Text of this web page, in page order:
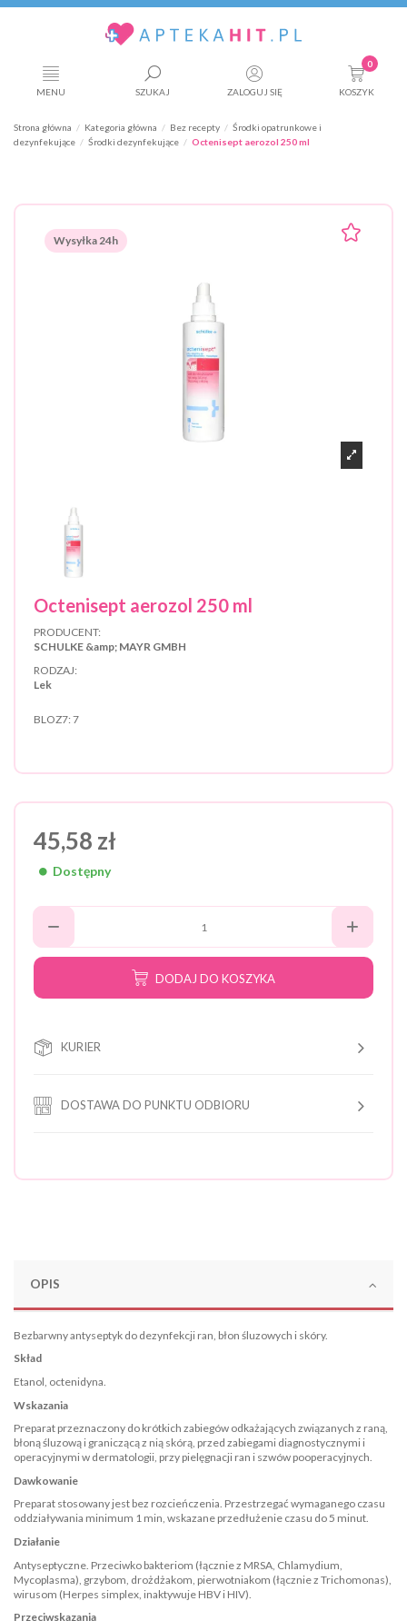
MENU SZUKAJ ZALOGUJ SIĘ
0
KOSZYK
Strona główna Kategoria główna Bez recepty
Środki opatrunkowe i
dezynfekujące
Środki dezynfekujące Octenisept aerozol 250 ml
Wysyłka 24h
Octenisept aerozol 250 ml
PRODUCENT:
SCHULKE &amp; MAYR GMBH
RODZAJ:
Lek
BLOZ7: 7
45,58 zł
Dostępny
DODAJ DO KOSZYKA
KURIER
DOSTAWA DO PUNKTU ODBIORU
OPIS
Bezbarwny antyseptyk do dezynfekcji ran, błon śluzowych i skóry.
Skład
Etanol, octenidyna.
Wskazania
Preparat przeznaczony do krótkich zabiegów odkażających związanych z raną,
błoną śluzową i graniczącą z nią skórą, przed zabiegami diagnostycznymi i
operacyjnymi w dermatologii, przy pielęgnacji ran i szwów pooperacyjnych.
Dawkowanie
Preparat stosowany jest bez rozcieńczenia. Przestrzegać wymaganego czasu
oddziaływania minimum 1 min, wskazane przedłużenie czasu do 5 minut.
Działanie
Antyseptyczne. Przeciwko bakteriom (łącznie z MRSA, Chlamydium,
Mycoplasma), grzybom, drożdżakom, pierwotniakom (łącznie z Trichomonas),
wirusom (Herpes simplex, inaktywuje HBV i HIV).
Przeciwskazania